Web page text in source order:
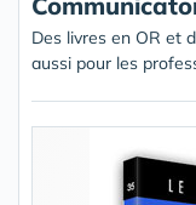
Des livres en OR et
aussi pour les